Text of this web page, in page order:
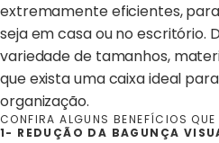
extremamente eficientes,
seja em casa ou no escritório.
variedade de tamanhos,
que exista uma caixa ideal
organização.
CONFIRA ALGUNS BENEFÍCIOS QUE
1- REDUÇÃO DA BAGUNÇA